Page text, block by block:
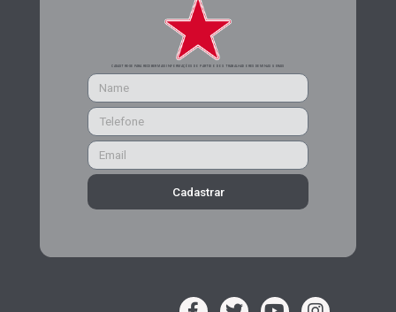
CADASTRE-SE PARA RECEBER MAIS INFORMAÇÕES DO PARTIDO DOS TRABALHADORES DE MINAS GERAIS
Cadastrar